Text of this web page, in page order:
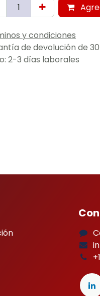
y condiciones
de devolución de
2-3 días laborales